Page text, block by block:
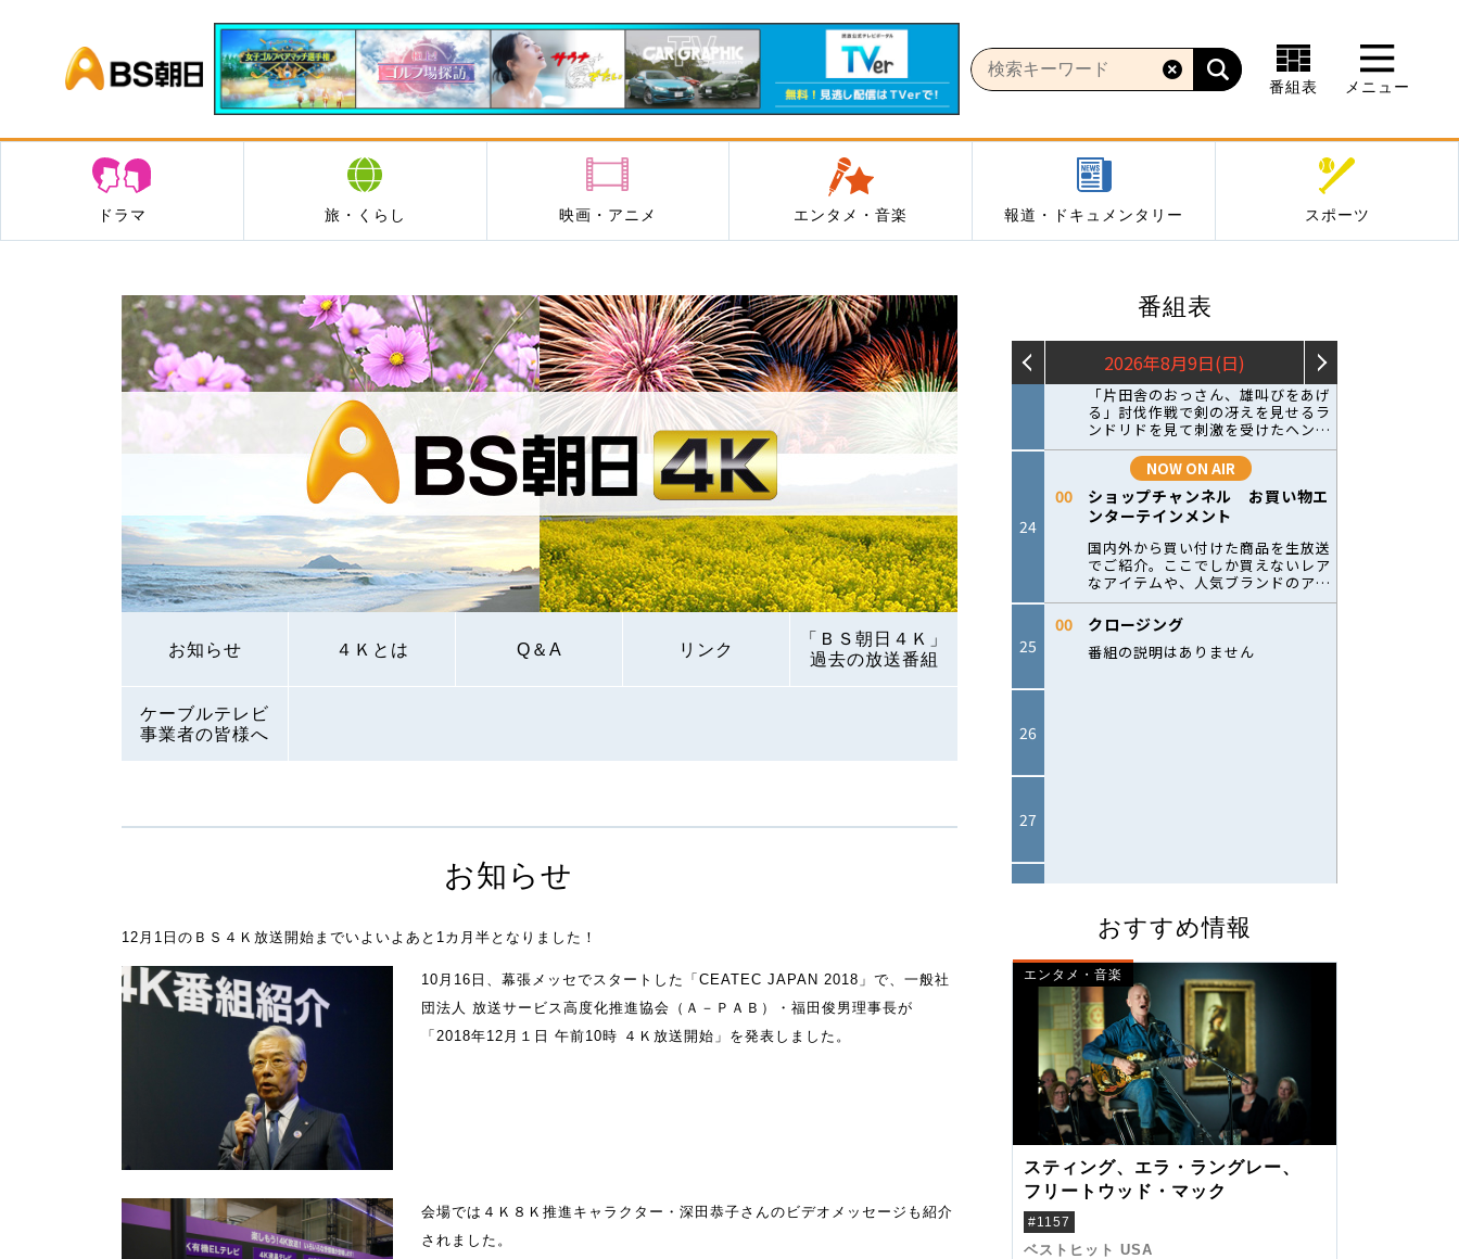
BS朝日
番組表 メニュー
ドラマ 旅・くらし 映画・アニメ エンタメ・音楽 報道・ドキュメンタリー スポーツ
お知らせ ４Ｋとは Q＆A リンク
「ＢＳ朝日４Ｋ」
過去の放送番組
ケーブルテレビ
事業者の皆様へ
番組表
おすすめ情報
エンタメ・音楽
スティング、エラ・ラングレー、
フリートウッド・マック
#1157
ベストヒット USA
お知らせ
12月1日のＢＳ４Ｋ放送開始までいよいよあと1カ月半となりました！
10月16日、幕張メッセでスタートした「CEATEC JAPAN 2018」で、一般社
団法人 放送サービス高度化推進協会（Ａ－ＰＡＢ）・福田俊男理事長が
「2018年12月１日 午前10時 ４Ｋ放送開始」を発表しました。
会場では４Ｋ８Ｋ推進キャラクター・深田恭子さんのビデオメッセージも紹介
されました。